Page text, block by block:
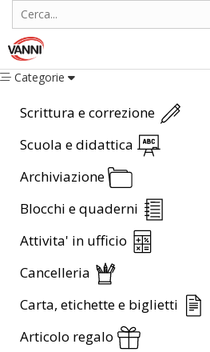
Categorie
Scrittura e correzione
Scuola e didattica
Archiviazione
Blocchi e quaderni
Attivita' in ufficio
Cancelleria
Carta, etichette e biglietti
Articolo regalo